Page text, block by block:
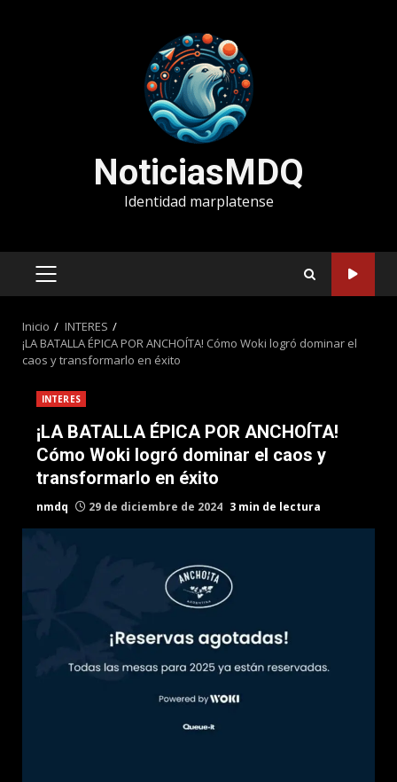
NoticiasMDQ
Identidad marplatense
MENÚ
Inicio
INTERES
¡LA BATALLA ÉPICA POR ANCHOÍTA! Cómo Woki logró dominar el
caos y transformarlo en éxito
INTERES
¡LA BATALLA ÉPICA POR ANCHOÍTA!
Cómo Woki logró dominar el caos y
transformarlo en éxito
nmdq 29 de diciembre de 2024 3 min de lectura